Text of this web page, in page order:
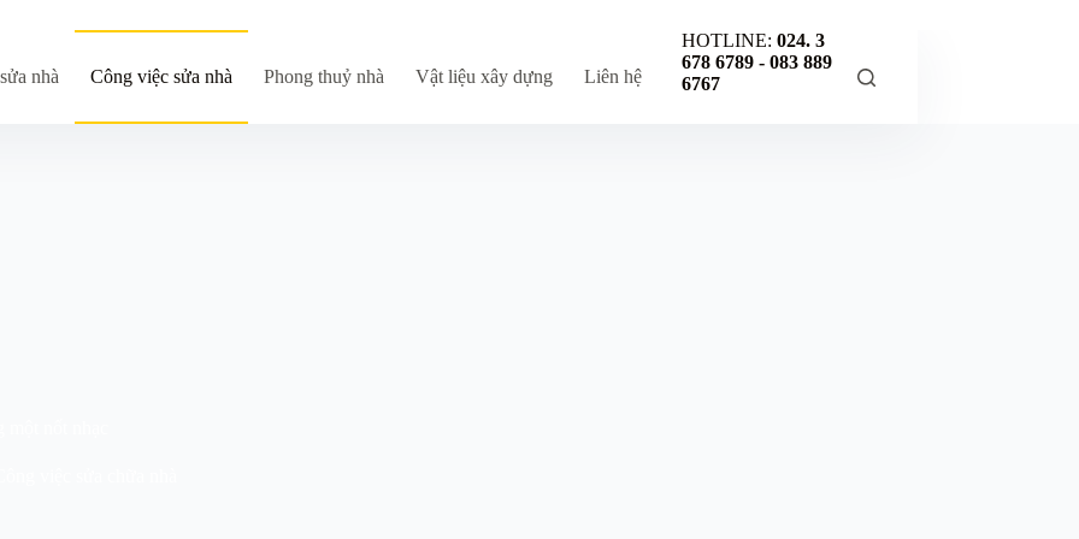
nhà Công việc sửa nhà Phong thuỷ nhà Vật liệu xây dựng Liên hệ
HOTLINE:024. 3
678 6789 -083 889
6767